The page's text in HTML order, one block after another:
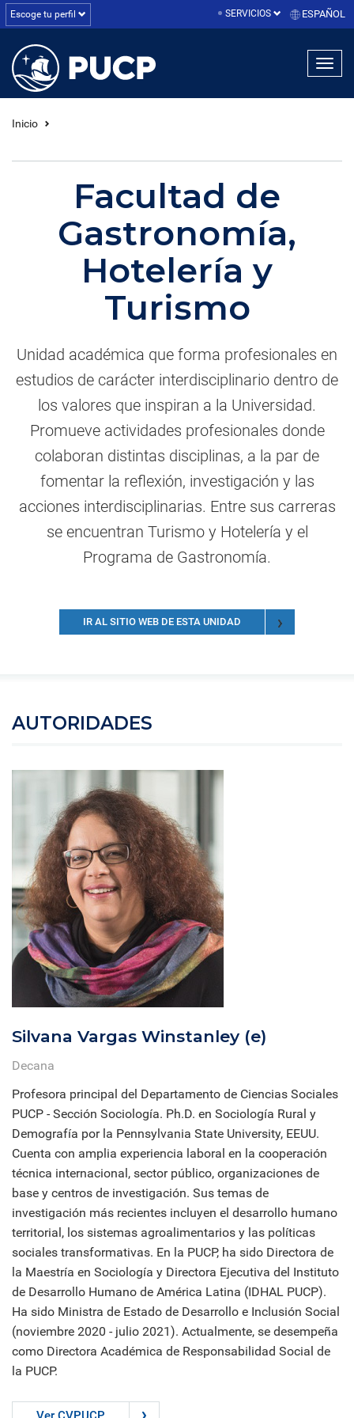
Escoge tu perfil SERVICIOS ESPAÑOL
Inicio
Facultad de
Gastronomía,
Hotelería y
Turismo
Unidad académica que forma profesionales en
estudios de carácter interdisciplinario dentro de
los valores que inspiran a la Universidad.
Promueve actividades profesionales donde
colaboran distintas disciplinas, a la par de
fomentar la reflexión, investigación y las
acciones interdisciplinarias. Entre sus carreras
se encuentran Turismo y Hotelería y el
Programa de Gastronomía.
IR AL SITIO WEB DE ESTA UNIDAD
AUTORIDADES
Silvana Vargas Winstanley (e)
Decana
Profesora principal del Departamento de Ciencias Sociales
PUCP - Sección Sociología. Ph.D. en Sociología Rural y
Demografía por la Pennsylvania State University, EEUU.
Cuenta con amplia experiencia laboral en la cooperación
técnica internacional, sector público, organizaciones de
base y centros de investigación. Sus temas de
investigación más recientes incluyen el desarrollo humano
territorial, los sistemas agroalimentarios y las políticas
sociales transformativas. En la PUCP, ha sido Directora de
la Maestría en Sociología y Directora Ejecutiva del Instituto
de Desarrollo Humano de América Latina (IDHAL PUCP).
Ha sido Ministra de Estado de Desarrollo e Inclusión Social
(noviembre 2020 - julio 2021). Actualmente, se desempeña
como Directora Académica de Responsabilidad Social de
la PUCP.